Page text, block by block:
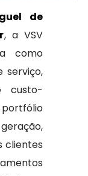
de
, a VSV
como
serviço,
custo-
clientes